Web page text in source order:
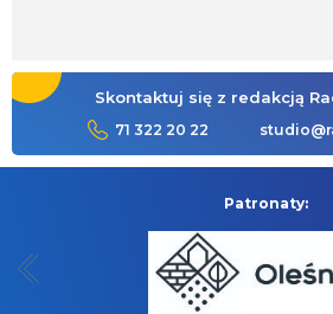
Skontaktuj się z redakcją
71 322 20 22
Patronaty: